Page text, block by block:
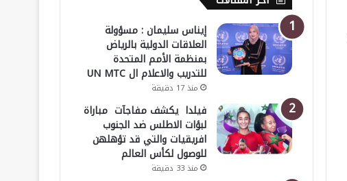
إيناس سليمان : مسؤولة
العلاقات الدولية بالرياض
بمنظمة الأمم المتحدة
للتدريب والاعلام ال UN MTC
منذ 17 دقيقة
فيلدا يكشف مفاجآت مباراة
لبؤات الاطلس ضد الجنوب
افريقيات والتي قد تؤهلهن
للوصول لكأس العالم
منذ 33 دقيقة